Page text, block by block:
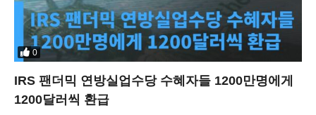
0
IRS 팬더믹 연방실업수당 수혜자들 1200만명에게
1200달러씩 환급